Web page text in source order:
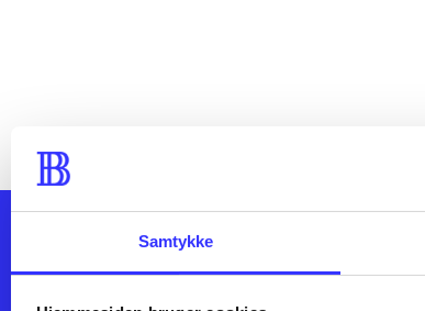
Samtykke
Bibliotek.dk er en samlet indgang til alle